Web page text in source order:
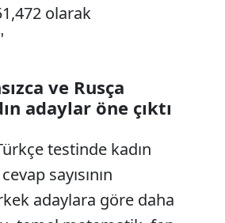
olarak
ve Rusça
adaylar öne çıktı
testinde kadın
sayısının
adaylara göre daha